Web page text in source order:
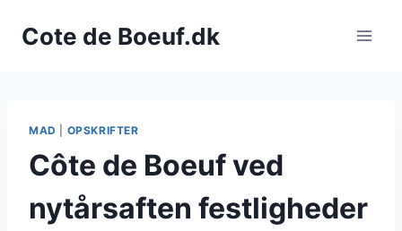
Cote de Boeuf.dk
MAD OPSKRIFTER
Côte de Boeuf ved
nytårsaften festligheder